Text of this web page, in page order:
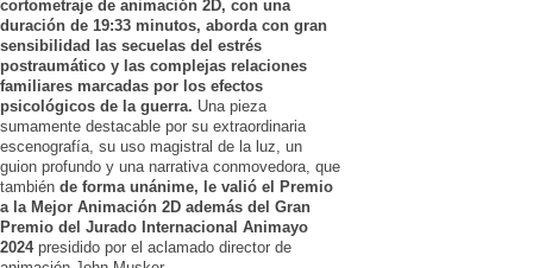
cortometraje de animación 2D, con una
duración de 19:33 minutos, aborda con gran
sensibilidad las secuelas del estrés
postraumático y las complejas relaciones
familiares marcadas por los efectos
psicológicos de la guerra. Una pieza
sumamente destacable por su extraordinaria
escenografía, su uso magistral de la luz, un
guion profundo y una narrativa conmovedora, que
también de forma unánime, le valió el Premio
a la Mejor Animación 2D además del Gran
Premio del Jurado Internacional Animayo
2024 presidido por el aclamado director de